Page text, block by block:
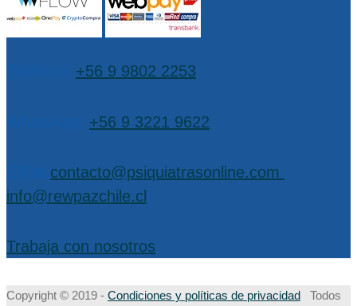
+56 9 9802 2253
+56 9 3221 9622
contacto@psiquiatrasonline.com
info@rewpazchile.cl
Trabaja con nosotros
Copyright © 2019 - Condiciones y políticas de privacidad Todos